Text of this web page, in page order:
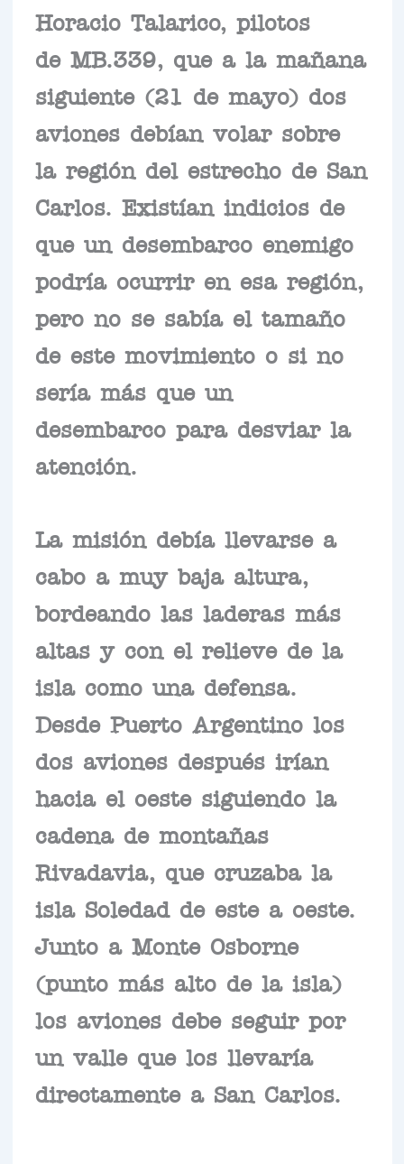
Horacio Talarico, pilotos
de MB.339, que a la mañana
siguiente (21 de mayo) dos
aviones debían volar sobre
la región del estrecho de San
Carlos. Existían indicios de
que un desembarco enemigo
podría ocurrir en esa región,
pero no se sabía el tamaño
de este movimiento o si no
sería más que un
desembarco para desviar la
atención.
La misión debía llevarse a
cabo a muy baja altura,
bordeando las laderas más
altas y con el relieve de la
isla como una defensa.
Desde Puerto Argentino los
dos aviones después irían
hacia el oeste siguiendo la
cadena de montañas
Rivadavia, que cruzaba la
isla Soledad de este a oeste.
Junto a Monte Osborne
(punto más alto de la isla)
los aviones debe seguir por
un valle que los llevaría
directamente a San Carlos.